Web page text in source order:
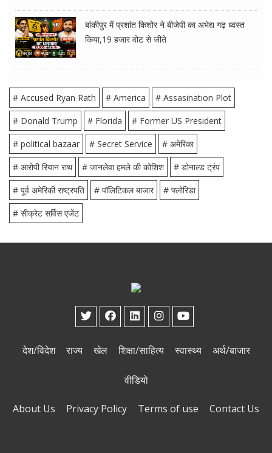
बांकीपुर में प्रशांत किशोर ने बीजेपी का अभेद्य गढ़ ध्वस्त
किया,19 हजार वोट से जीते
# Accused Ryan Rath # America
# Assasination Plot
# Donald Trump
# Florida
# Former US President
# political bazaar
# Secret Service
# अमेरिका
# आरोपी रियान राथ
# जानलेवा हमले की कोशिश
# डोनाल्ड ट्रंप
# पूर्व अमेरिकी राष्ट्रपति
# पॉलिटिकल बाजार
# फ्लोरिडा
# सीक्रेट सर्विस एजेंट
देश/विदेश राज्य खेल शिक्षा/साहित्य स्वास्थ्य अर्थ/बाजार
वीडियो
About Us Privacy Policy Terms of use Contact Us